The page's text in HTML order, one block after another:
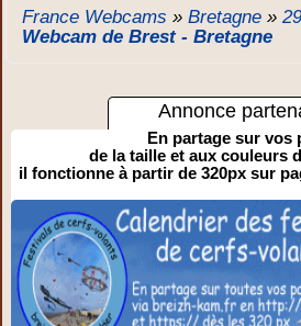
France Webcams »Bretagne »
Webcam de Brest - Bretagne
Annonce
En partage sur vos
de la taille et aux couleurs
il fonctionne à partir de 320px sur